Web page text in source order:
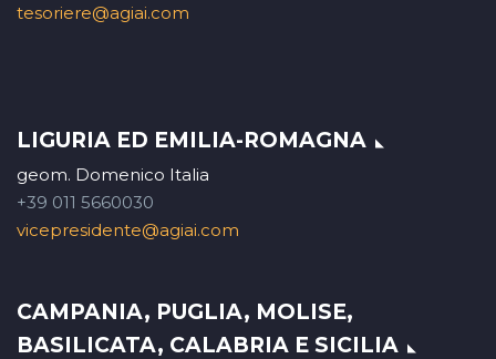
tesoriere@agiai.com
LIGURIA ED EMILIA-ROMAGNA
geom. Domenico Italia
+39 011 5660030
vicepresidente@agiai.com
CAMPANIA, PUGLIA, MOLISE,
BASILICATA, CALABRIA E SICILIA